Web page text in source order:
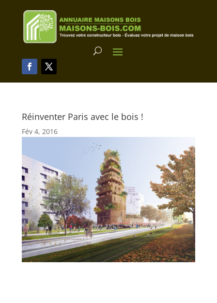
Réinventer Paris avec le bois !
Fév 4, 2016